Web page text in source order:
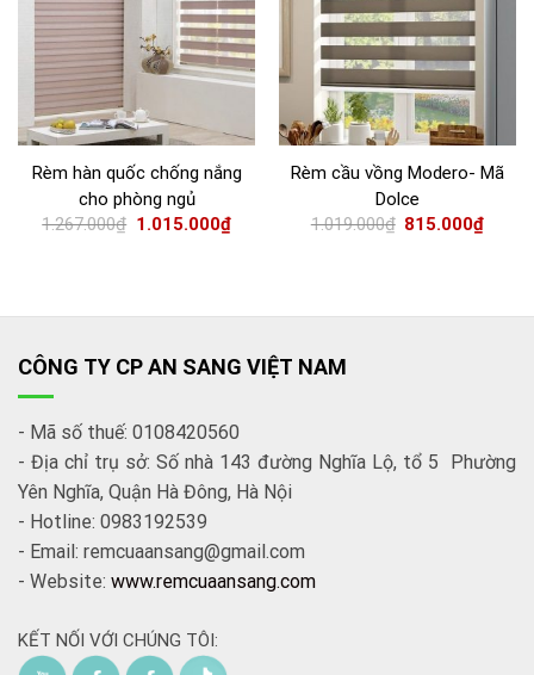
Rèm hàn quốc chống nắng
cho phòng ngủ
1.267.000₫ 1.015.000₫
Rèm cầu vồng Modero- Mã
Dolce
1.019.000₫ 815.000₫
CÔNG TY CP AN SANG VIỆT NAM
- Mã số thuế: 0108420560
- Địa chỉ trụ sở: Số nhà 143 đường Nghĩa Lộ, tổ 5 Phường
Yên Nghĩa, Quận Hà Đông, Hà Nội
- Hotline: 0983192539
- Email: remcuaansang@gmail.com
- Website: www.remcuaansang.com
KẾT NỐI VỚI CHÚNG TÔI: